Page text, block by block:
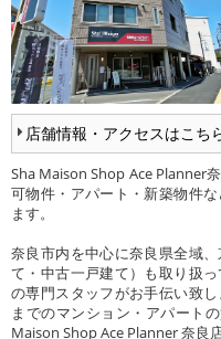
店舗情報・アクセスはこち
Sha Maison Shop Ace Planner
可物件・アパート・新築物件
ます。
奈良市内を中心に奈良県全域
て・中古一戸建て）も取り扱
の専門スタッフがお手伝い致
までのマンション・アパート
Maison Shop Ace Planner 奈良